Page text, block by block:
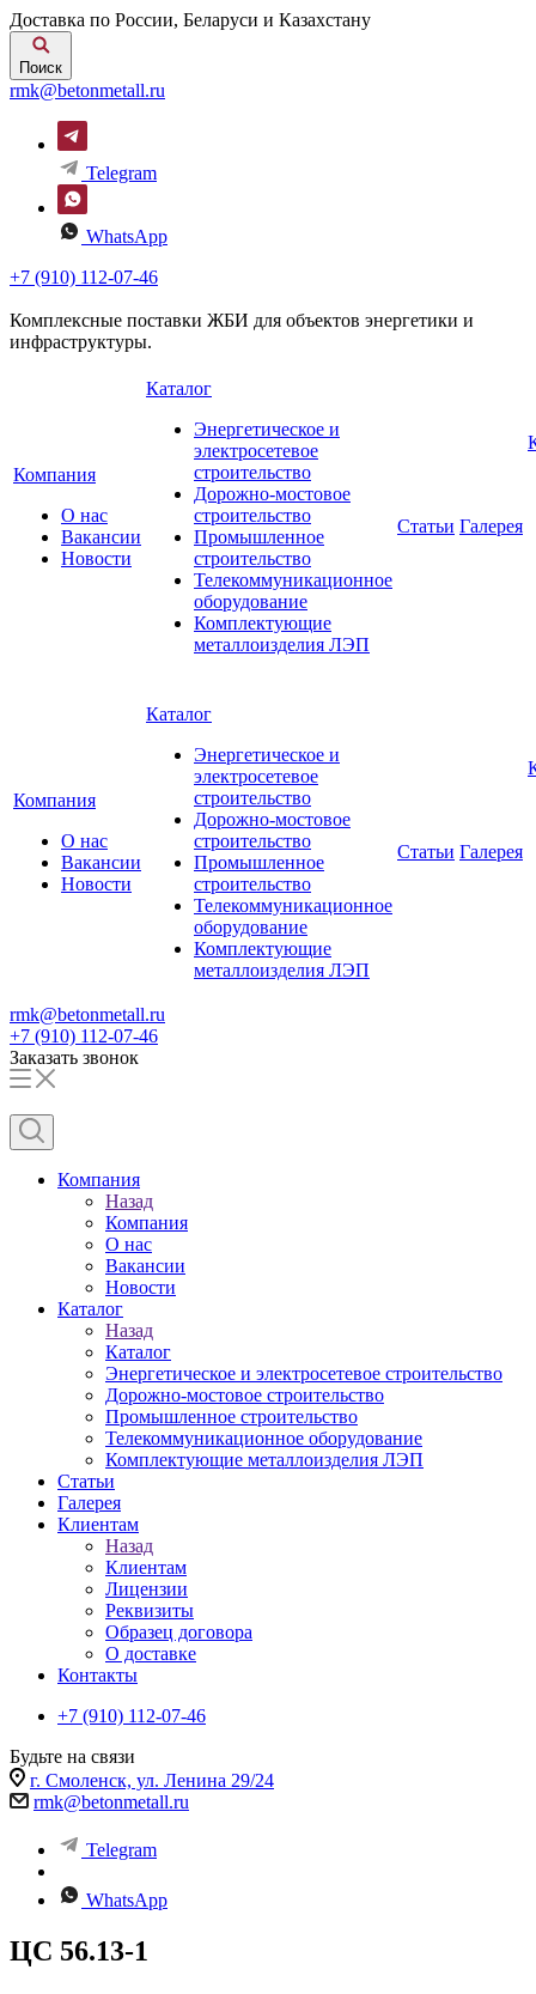
Доставка по России, Беларуси и Казахстану
Поиск
rmk@betonmetall.ru
Telegram
WhatsApp
+7 (910) 112-07-46
Комплексные поставки ЖБИ для объектов энергетики и
инфраструктуры.
Компания
О нас
Вакансии
Новости
Каталог
Энергетическое и
электросетевое
строительство
Дорожно-мостовое
строительство
Промышленное
строительство
Телекоммуникационное
оборудование
Комплектующие
металлоизделия ЛЭП
Статьи Галерея
Компания
О нас
Вакансии
Новости
Каталог
Энергетическое и
электросетевое
строительство
Дорожно-мостовое
строительство
Промышленное
строительство
Телекоммуникационное
оборудование
Комплектующие
металлоизделия ЛЭП
Статьи Галерея
rmk@betonmetall.ru
+7 (910) 112-07-46
Заказать звонок
Компания
Назад
Компания
О нас
Вакансии
Новости
Каталог
Назад
Каталог
Энергетическое и электросетевое строительство
Дорожно-мостовое строительство
Промышленное строительство
Телекоммуникационное оборудование
Комплектующие металлоизделия ЛЭП
Статьи
Галерея
Клиентам
Назад
Клиентам
Лицензии
Реквизиты
Образец договора
О доставке
Контакты
+7 (910) 112-07-46
Будьте на связи
г. Смоленск, ул. Ленина 29/24
rmk@betonmetall.ru
Telegram
WhatsApp
ЦС 56.13-1